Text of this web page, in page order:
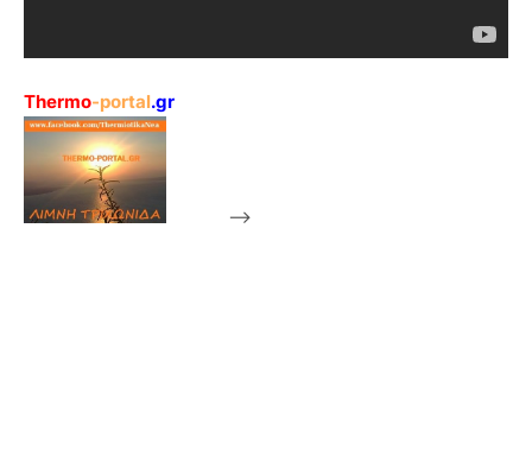
Thermo-portal.gr
-->